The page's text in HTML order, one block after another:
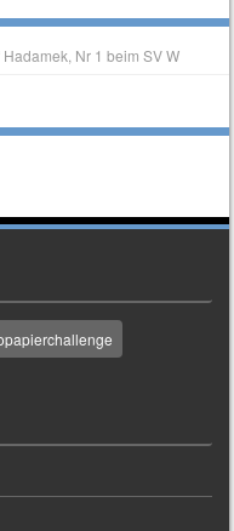
Nr 1 beim SV W